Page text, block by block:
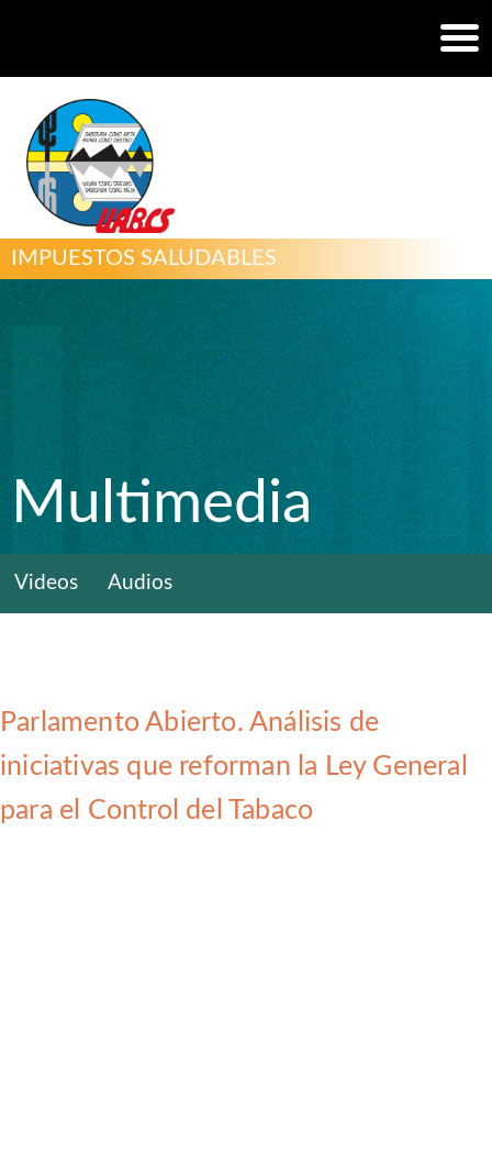
IMPUESTOS SALUDABLES
Multimedia
Videos Audios
Parlamento Abierto. Análisis de
iniciativas que reforman la Ley General
para el Control del Tabaco